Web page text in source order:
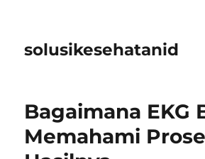
solusikesehatanid
Bagaimana EKG
Memahami